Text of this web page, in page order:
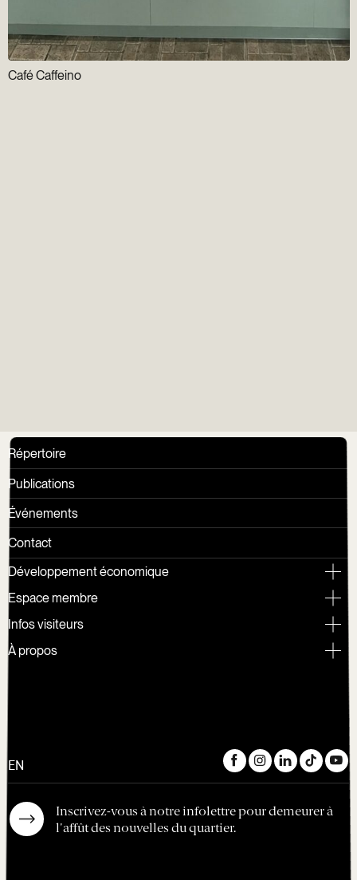
Café Caffeino
Répertoire
Publications
Événements
Contact
Développement économique
Espace membre
Infos visiteurs
À propos
Inscrivez-vous à notre infolettre pour demeurer à
l'affût des nouvelles du quartier.
EN